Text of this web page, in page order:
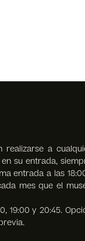
realizarse a
su entrada,
entrada a las
mes que el
19:00 y 20:45.